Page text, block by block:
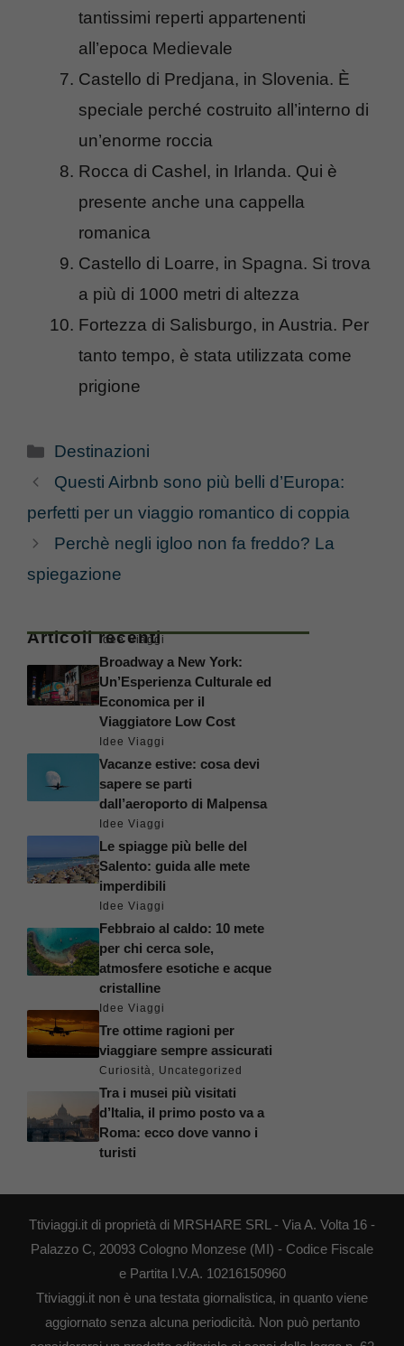
tantissimi reperti appartenenti
all’epoca Medievale
Castello di Predjana, in Slovenia. È
speciale perché costruito all’interno di
un’enorme roccia
Rocca di Cashel, in Irlanda. Qui è
presente anche una cappella
romanica
Castello di Loarre, in Spagna. Si trova
a più di 1000 metri di altezza
Fortezza di Salisburgo, in Austria. Per
tanto tempo, è stata utilizzata come
prigione
Categorie
Destinazioni
Questi Airbnb sono più belli d’Europa:
perfetti per un viaggio romantico di coppia
Perchè negli igloo non fa freddo? La
spiegazione
Articoli recenti
Idee Viaggi
Broadway a New York:
Un’Esperienza Culturale ed
Economica per il
Viaggiatore Low Cost
Idee Viaggi
Vacanze estive: cosa devi
sapere se parti
dall’aeroporto di Malpensa
Idee Viaggi
Le spiagge più belle del
Salento: guida alle mete
imperdibili
Idee Viaggi
Febbraio al caldo: 10 mete
per chi cerca sole,
atmosfere esotiche e acque
cristalline
Idee Viaggi
Tre ottime ragioni per
viaggiare sempre assicurati
Curiosità, Uncategorized
Tra i musei più visitati
d’Italia, il primo posto va a
Roma: ecco dove vanno i
turisti
Ttiviaggi.it di proprietà di MRSHARE SRL - Via A. Volta 16 -
Palazzo C, 20093 Cologno Monzese (MI) - Codice Fiscale
e Partita I.V.A. 10216150960
Ttiviaggi.it non è una testata giornalistica, in quanto viene
aggiornato senza alcuna periodicità. Non può pertanto